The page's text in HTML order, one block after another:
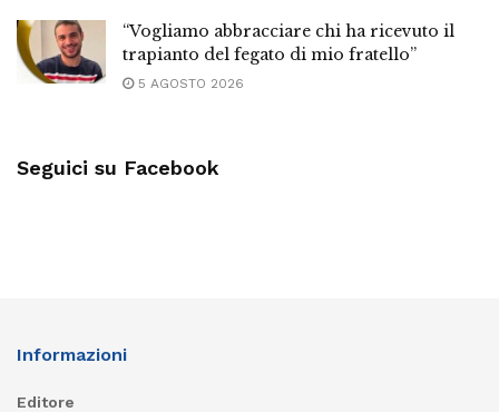
“Vogliamo abbracciare chi ha ricevuto il
trapianto del fegato di mio fratello”
5 AGOSTO 2026
Seguici su Facebook
Informazioni
Editore